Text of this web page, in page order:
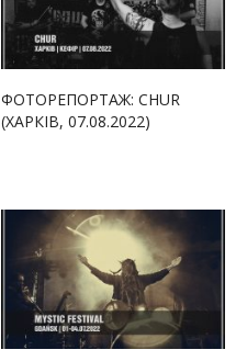
ФОТОРЕПОРТАЖ: CHUR
(ХАРКІВ, 07.08.2022)